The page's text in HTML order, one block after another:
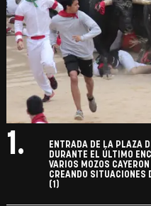
1.
ENTRADA DE LA PLAZA
DURANTE EL ÚLTIMO
VARIOS MOZOS
CREANDO SITUACIONES
(1)